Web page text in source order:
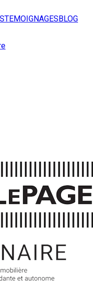
TEMOIGNAGESBLOG